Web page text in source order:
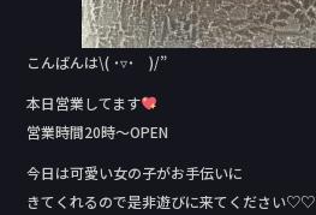
こんばんは\( ˙▿˙ )/”
本日営業してます
営業時間20時～OPEN
今日は可愛い女の子がお手伝いに
きてくれるので是非遊びに来てください♡♡